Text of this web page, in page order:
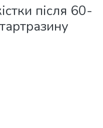
після 60-